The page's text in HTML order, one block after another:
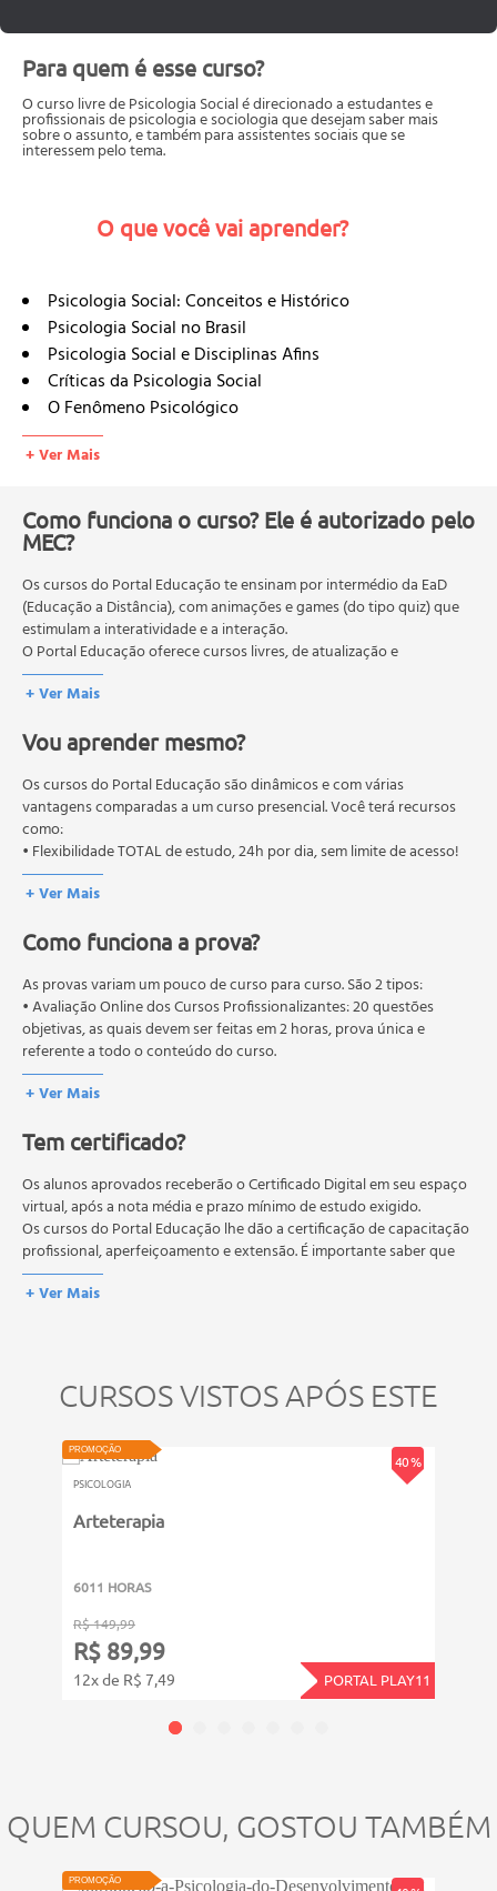
Para quem é esse curso?
O curso livre de Psicologia Social é direcionado a estudantes e
profissionais de psicologia e sociologia que desejam saber mais
sobre o assunto, e também para assistentes sociais que se
interessem pelo tema.
O que você vai aprender?
Psicologia Social: Conceitos e Histórico
Psicologia Social no Brasil
Psicologia Social e Disciplinas Afins
Críticas da Psicologia Social
O Fenômeno Psicológico
Subjetividade, Identidade e Contexto Social
Constituição da Subjetividade e Identidade
Identidade e Sintomas Sociais
O Papel das Instituições na Vida das Pessoas
Instituições, Organizações e Grupos
Instituições Totais
Poder, Ideologia e Alienação
Categorias da Psicologia Social
Percepção Social
Atribuição de Causalidade
Teoria das Representações Sociais
Abordagem Estrutural
Temas emergentes em Psicologia Social
Processo de Socialização, Grupos Sociais e Papéis
Sociais
Contribuições e Intervenções da Psicologia Social
Atividade Clínica
Ação Comunitária.
+ Ver Mais
Como funciona o curso? Ele é autorizado pelo
MEC?
Os cursos do Portal Educação te ensinam por intermédio da EaD
(Educação a Distância), com animações e games (do tipo quiz) que
estimulam a interatividade e a interação.
O Portal Educação oferece cursos livres, de atualização e
qualificação profissional. São destinados a proporcionar ao
profissional conhecimentos que permitam o desenvolvimento de
O MEC (Ministério da Educação), trata da política nacional de
educação em geral, mas autoriza apenas cursos de graduação e
pós-graduação. Os cursos técnicos e profissionalizantes são
autorizados pelas Secretarias Estaduais de Educação.
+ Ver Mais
Vou aprender mesmo?
Os cursos do Portal Educação são dinâmicos e com várias
vantagens comparadas a um curso presencial. Você terá recursos
como:
• Flexibilidade TOTAL de estudo, 24h por dia, sem limite de acesso!
+ Ver Mais
Como funciona a prova?
As provas variam um pouco de curso para curso. São 2 tipos:
• Avaliação Online dos Cursos Profissionalizantes: 20 questões
objetivas, as quais devem ser feitas em 2 horas, prova única e
referente a todo o conteúdo do curso.
• Avaliação Online dos Cursos Livres: 10 questões objetivas, as quais
devem ser feitas em 1 hora, prova única e referente a todo o
Os estudos, atividades e avaliações devem ser feitos dentro do
A média final deve ser igual ou superior a 60%para a conclusão e
recebimento do certificado digital do curso. Em caso de reprovação,
o aluno poderá realizar novamente a prova dentro do período do
curso quantas vezes desejar. Os cursos gratuitos não possuem nova
prova, atividades reflexivas e descritivas.
+ Ver Mais
Tem certificado?
Os alunos aprovados receberão o Certificado Digital em seu espaço
virtual, após a nota média e prazo mínimo de estudo exigido.
Os cursos do Portal Educação lhe dão a certificação de capacitação
profissional, aperfeiçoamento e extensão. É importante saber que
esses títulos não se equivalem às certificações de cursos técnicos ou
de formação escolar, e não dão o direito de assumir
+ Ver Mais
CURSOS VISTOS APÓS ESTE
40 %
PROMOÇÃO
PSICOLOGIA
Arteterapia
6011 HORAS
R$ 149,99
R$ 89,99
12x de R$ 7,49 PORTAL PLAY11
QUEM CURSOU, GOSTOU TAMBÉM
PROMOÇÃO